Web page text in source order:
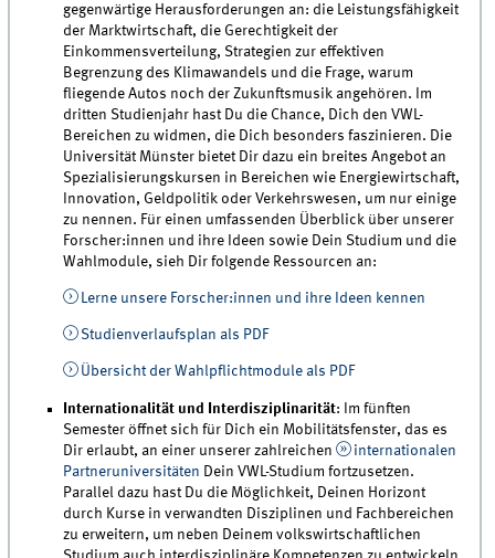
gegenwärtige Herausforderungen an: die Leistungsfähigkeit
der Marktwirtschaft, die Gerechtigkeit der
Einkommensverteilung, Strategien zur effektiven
Begrenzung des Klimawandels und die Frage, warum
fliegende Autos noch der Zukunftsmusik angehören. Im
dritten Studienjahr hast Du die Chance, Dich den VWL-
Bereichen zu widmen, die Dich besonders faszinieren. Die
Universität Münster bietet Dir dazu ein breites Angebot an
Spezialisierungskursen in Bereichen wie Energiewirtschaft,
Innovation, Geldpolitik oder Verkehrswesen, um nur einige
zu nennen. Für einen umfassenden Überblick über unserer
Forscher:innen und ihre Ideen sowie Dein Studium und die
Wahlmodule, sieh Dir folgende Ressourcen an:
Lerne unsere Forscher:innen und ihre Ideen kennen
Studienverlaufsplan als PDF
Übersicht der Wahlpflichtmodule als PDF
Internationalität und Interdisziplinarität: Im fünften
Semester öffnet sich für Dich ein Mobilitätsfenster, das es
Dir erlaubt, an einer unserer zahlreichen
internationalen
Partneruniversitäten Dein VWL-Studium fortzusetzen.
Parallel dazu hast Du die Möglichkeit, Deinen Horizont
durch Kurse in verwandten Disziplinen und Fachbereichen
zu erweitern, um neben Deinem volkswirtschaftlichen